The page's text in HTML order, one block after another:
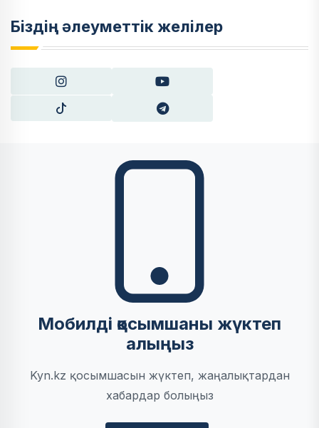
Біздің әлеуметтік желілер
Мобилді қосымшаны жүктеп
алыңыз
Kyn.kz қосымшасын жүктеп, жаңалықтардан
хабардар болыңыз